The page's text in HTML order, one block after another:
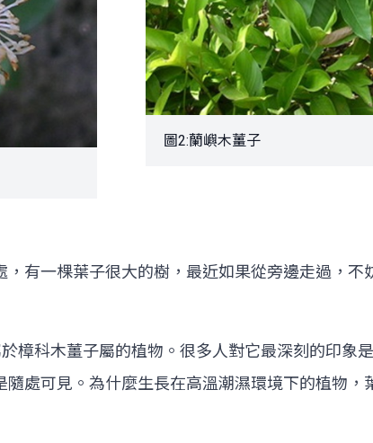
圖2:蘭嶼木薑子
一棵葉子很大的樹，最近如果從旁邊走過，不
樟科木薑子屬的植物。 很多人對它最深刻的印象
處可見。為什麼生長在高溫潮濕環境下的植物